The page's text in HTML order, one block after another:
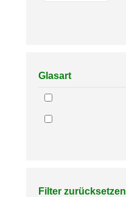
Glasart
Filter zurücksetzen